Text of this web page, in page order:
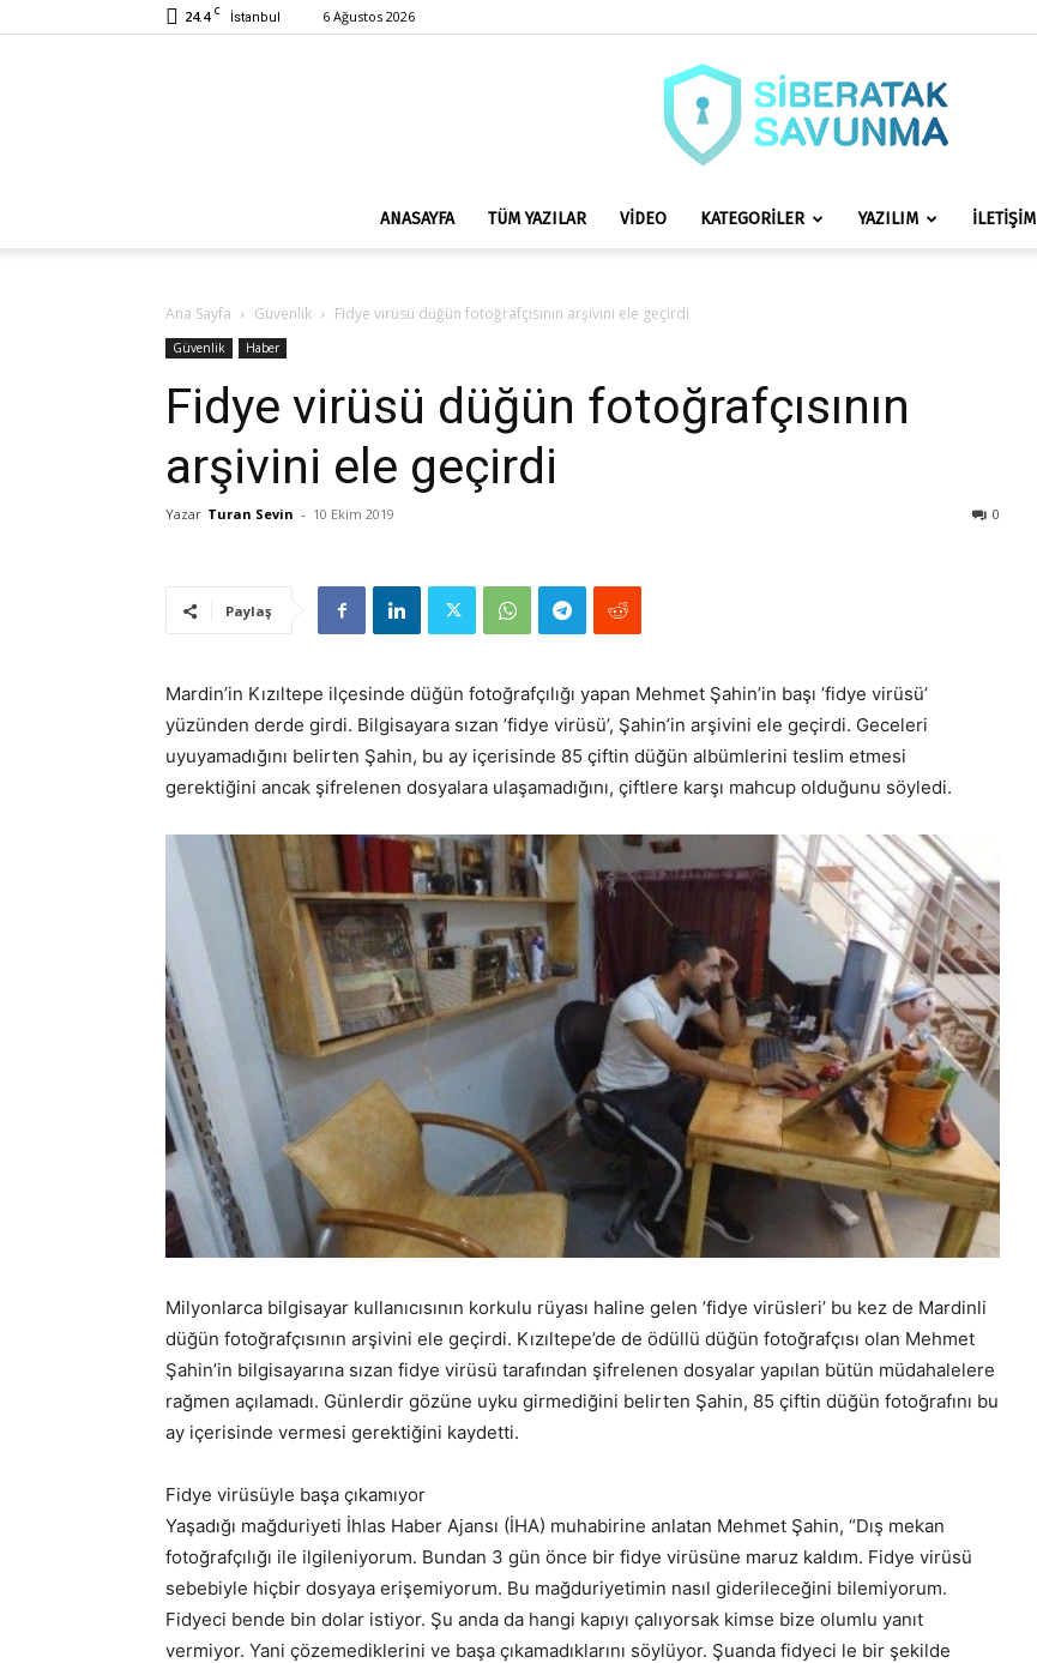
24.4 C İstanbul 6 Ağustos 2026
ANASAYFA TÜM YAZILAR VİDEO KATEGORİLER YAZILIM İLETİŞİM
Ana Sayfa Güvenlik Fidye virüsü düğün fotoğrafçısının arşivini ele geçirdi
Güvenlik Haber
Fidye virüsü düğün fotoğrafçısının
arşivini ele geçirdi
Yazar Turan Sevin - 10 Ekim 2019 0
Paylaş
Mardin’in Kızıltepe ilçesinde düğün fotoğrafçılığı yapan Mehmet Şahin’in başı ’fidye virüsü’
yüzünden derde girdi. Bilgisayara sızan ’fidye virüsü’, Şahin’in arşivini ele geçirdi. Geceleri
uyuyamadığını belirten Şahin, bu ay içerisinde 85 çiftin düğün albümlerini teslim etmesi
gerektiğini ancak şifrelenen dosyalara ulaşamadığını, çiftlere karşı mahcup olduğunu söyledi.
Milyonlarca bilgisayar kullanıcısının korkulu rüyası haline gelen ’fidye virüsleri’ bu kez de Mardinli
düğün fotoğrafçısının arşivini ele geçirdi. Kızıltepe’de de ödüllü düğün fotoğrafçısı olan Mehmet
Şahin’in bilgisayarına sızan fidye virüsü tarafından şifrelenen dosyalar yapılan bütün müdahalelere
rağmen açılamadı. Günlerdir gözüne uyku girmediğini belirten Şahin, 85 çiftin düğün fotoğrafını bu
ay içerisinde vermesi gerektiğini kaydetti.
Fidye virüsüyle başa çıkamıyor
Yaşadığı mağduriyeti İhlas Haber Ajansı (İHA) muhabirine anlatan Mehmet Şahin, “Dış mekan
fotoğrafçılığı ile ilgileniyorum. Bundan 3 gün önce bir fidye virüsüne maruz kaldım. Fidye virüsü
sebebiyle hiçbir dosyaya erişemiyorum. Bu mağduriyetimin nasıl giderileceğini bilemiyorum.
Fidyeci bende bin dolar istiyor. Şu anda da hangi kapıyı çalıyorsak kimse bize olumlu yanıt
vermiyor. Yani çözemediklerini ve başa çıkamadıklarını söylüyor. Şuanda fidyeci le bir şekilde